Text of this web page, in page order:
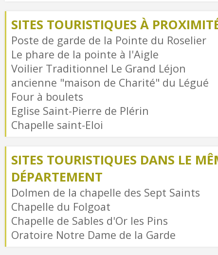
SITES TOURISTIQUES À
Poste de garde de la Pointe du Roselier
Le phare de la pointe à l'Aigle
Voilier Traditionnel Le Grand Léjon
ancienne "maison de Charité" du Légué
Four à boulets
Eglise Saint-Pierre de Plérin
Chapelle saint-Eloi
SITES TOURISTIQUES DANS LE
DÉPARTEMENT
Dolmen de la chapelle des Sept Saints
Chapelle du Folgoat
Chapelle de Sables d'Or les Pins
Oratoire Notre Dame de la Garde